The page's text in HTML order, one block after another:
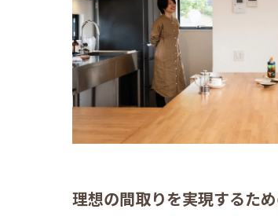
自
予
理想の間取りを実現するた